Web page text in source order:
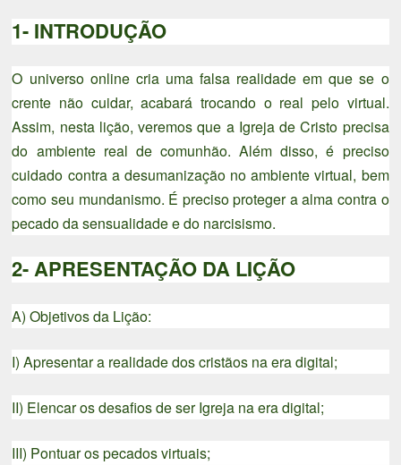
1- INTRODUÇÃO
O universo online cria uma falsa realidade em que se o
crente não cuidar, acabará trocando o real pelo virtual.
Assim, nesta lição, veremos que a Igreja de Cristo precisa
do ambiente real de comunhão. Além disso, é preciso
cuidado contra a desumanização no ambiente virtual, bem
como seu mundanismo. É preciso proteger a alma contra o
pecado da sensualidade e do narcisismo.
2- APRESENTAÇÃO DA LIÇÃO
A) Objetivos da Lição:
I) Apresentar a realidade dos cristãos na era digital;
II) Elencar os desafios de ser Igreja na era digital;
III) Pontuar os pecados virtuais;